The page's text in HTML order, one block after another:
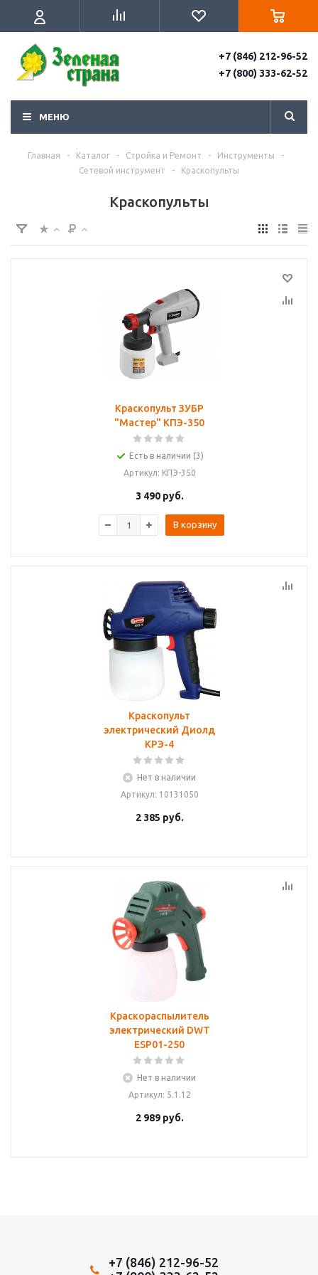
+7 (846) 212-96-52
+7 (800) 333-62-52
МЕНЮ
Главная - Каталог - Стройка и Ремонт - Инструменты
-
Сетевой инструмент
- Краскопульты
Краскопульты
Краскопульт ЗУБР
"Мастер" КПЭ-350
Есть в наличии (3)
Артикул: КПЭ-350
3 490руб.
В корзину
Краскопульт
электрический Диолд
КРЭ-4
Нет в наличии
Артикул: 10131050
2 385 руб.
Краскораспылитель
электрический DWT
ESP01-250
Нет в наличии
Артикул: 5.1.12
2 989руб.
+7 (846) 212-96-52